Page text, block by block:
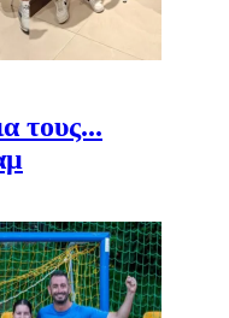
τους...